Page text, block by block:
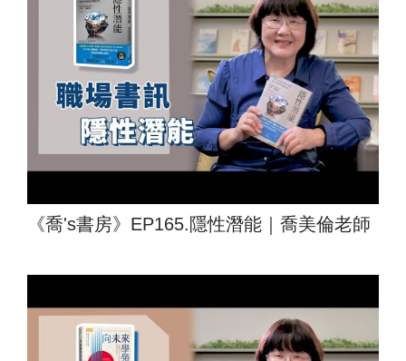
《喬's書房》EP165.隱性潛能｜喬美倫老師